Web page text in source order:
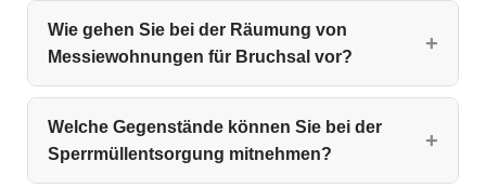
Wie gehen Sie bei der Räumung von
Messiewohnungen für Bruchsal vor?
Welche Gegenstände können Sie bei der
Sperrmüllentsorgung mitnehmen?